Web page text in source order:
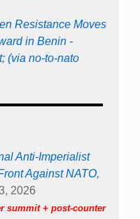
Resistance Moves
in Benin -
(via no-to-nato
Anti-Imperialist
Against NATO,
2026
summit + post-counter